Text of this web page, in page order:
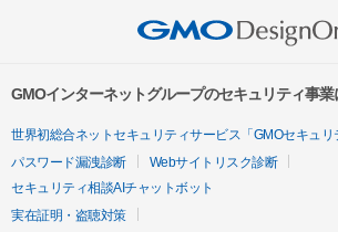
GMOインターネットグループのセキュリティ事業
世界初総合ネットセキュリティサービス「GMOセキュリ
パスワード漏洩診断
Webサイトリスク診断
セキュリティ相談AIチャットボット
実在証明・盗聴対策